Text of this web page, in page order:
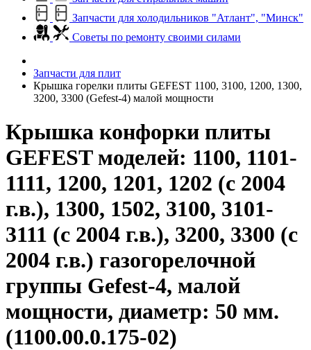
Запчасти для холодильников "Атлант", "Минск"
Советы по ремонту своими силами
Запчасти для плит
Крышка горелки плиты GEFEST 1100, 3100, 1200, 1300,
3200, 3300 (Gefest-4) малой мощности
Крышка конфорки плиты
GEFEST моделей: 1100, 1101-
1111, 1200, 1201, 1202 (с 2004
г.в.), 1300, 1502, 3100, 3101-
3111 (с 2004 г.в.), 3200, 3300 (с
2004 г.в.) газогорелочной
группы Gefest-4, малой
мощности, диаметр: 50 мм.
(1100.00.0.175-02)